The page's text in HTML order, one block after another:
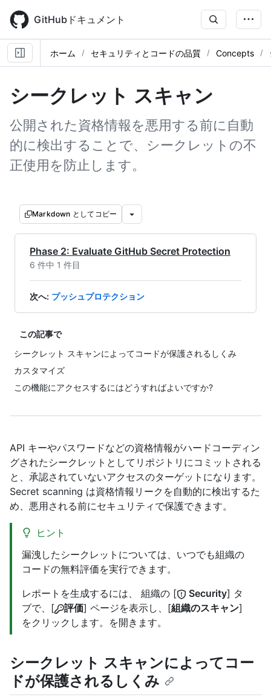
main
content
GitHubドキュメント
ホーム セキュリティとコードの品質 Concepts
シークレット スキャン
公開された資格情報を悪用する前に自動
的に検出することで、シークレットの不
正使用を防止します。
Markdown としてコピー
Phase 2: Evaluate GitHub Secret Protection
6 件中 1 件目
次へ: プッシュプロテクション
この記事で
シークレット スキャンによってコードが保護されるしくみ
カスタマイズ
この機能にアクセスするにはどうすればよいですか?
API キーやパスワードなどの資格情報がハードコーディン
グされたシークレットとしてリポジトリにコミットされる
と、承認されていないアクセスのターゲットになります。
Secret scanning は資格情報リークを自動的に検出するた
め、悪用される前にセキュリティで保護できます。
ヒント
漏洩したシークレットについては、いつでも組織の
コードの無料評価を実行できます。
レポートを生成するには、 組織の [
Security] タ
ブで、[
評価] ページを表示し、[組織のスキャン]
をクリックします。を開きます。
シークレット スキャンによってコー
ドが保護されるしくみ